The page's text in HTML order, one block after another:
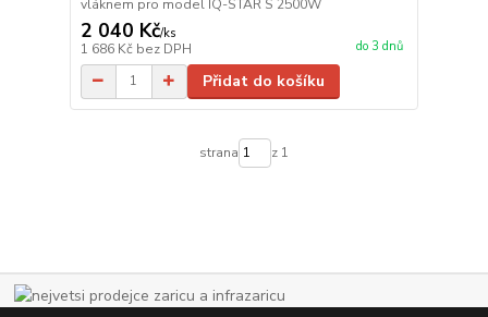
vláknem pro model IQ-STAR S 2500W
2 040 Kč/ks
1 686 Kč bez DPH do 3 dnů
Přidat do košíku
strana z 1